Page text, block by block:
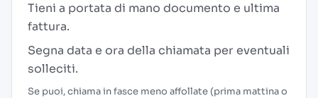
Tieni a portata di mano documento e ultima
fattura.
Segna data e ora della chiamata per eventuali
solleciti.
Se puoi, chiama in fasce meno affollate (prima mattina o